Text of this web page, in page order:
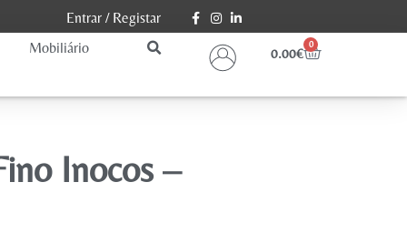
Entrar/ Registar
Mobiliário 0.00€
0
Inocos –